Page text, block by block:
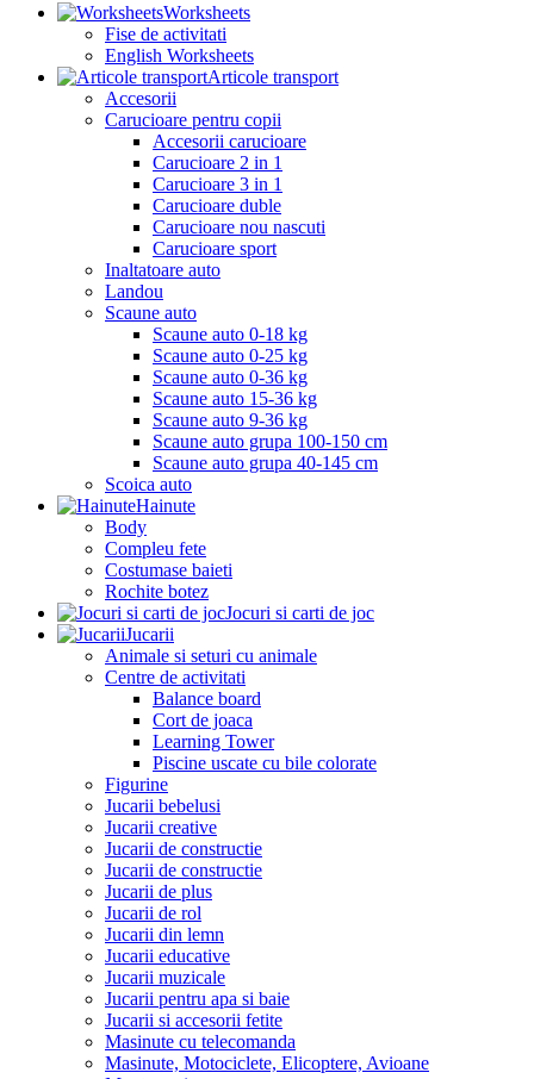
Worksheets
Fise de activitati
English Worksheets
Articole transport
Accesorii
Carucioare pentru copii
Accesorii carucioare
Carucioare 2 in 1
Carucioare 3 in 1
Carucioare duble
Carucioare nou nascuti
Carucioare sport
Inaltatoare auto
Landou
Scaune auto
Scaune auto 0-18 kg
Scaune auto 0-25 kg
Scaune auto 0-36 kg
Scaune auto 15-36 kg
Scaune auto 9-36 kg
Scaune auto grupa 100-150 cm
Scaune auto grupa 40-145 cm
Scoica auto
Hainute
Body
Compleu fete
Costumase baieti
Rochite botez
Jocuri si carti de joc
Jucarii
Animale si seturi cu animale
Centre de activitati
Balance board
Cort de joaca
Learning Tower
Piscine uscate cu bile colorate
Figurine
Jucarii bebelusi
Jucarii creative
Jucarii de constructie
Jucarii de constructie
Jucarii de plus
Jucarii de rol
Jucarii din lemn
Jucarii educative
Jucarii muzicale
Jucarii pentru apa si baie
Jucarii si accesorii fetite
Masinute cu telecomanda
Masinute, Motociclete, Elicoptere, Avioane